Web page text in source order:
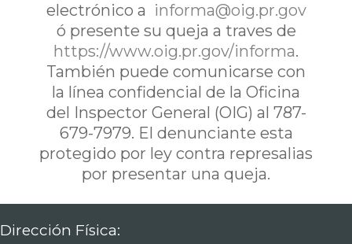
electrónico a informa@oig.pr.gov
ó presente su queja a traves de
https://www.oig.pr.gov/informa.
También puede comunicarse con
la línea confidencial de la Oficina
del Inspector General (OIG) al 787-
679-7979. El denunciante esta
protegido por ley contra represalias
por presentar una queja.
Dirección Física: